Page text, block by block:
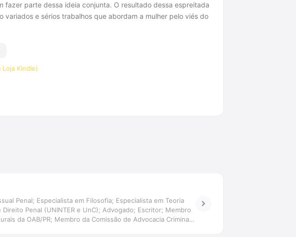
parte dessa ideia conjunta. O resultado dessa espreitada
e sérios trabalhos que abordam a mulher pelo viés do
Loja Kindle)
Penal; Especialista em Filosofia; Especialista em Teoria
Penal (UNINTER e UnC); Advogado; Escritor; Membro
da OAB/PR; Membro da Comissão de Advocacia Criminal